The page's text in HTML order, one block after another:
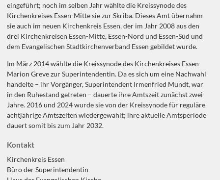
eingeführt; noch im selben Jahr wählte die Kreissynode des
Kirchenkreises Essen-Mitte sie zur Skriba. Dieses Amt übernahm
sie auch im neuen Kirchenkreis Essen, der im Jahr 2008 aus den
drei Kirchenkreisen Essen-Mitte, Essen-Nord und Essen-Süd und
dem Evangelischen Stadtkirchenverband Essen gebildet wurde.
Im März 2014 wählte die Kreissynode des Kirchenkreises Essen
Marion Greve zur Superintendentin. Da es sich um eine Nachwahl
handelte – ihr Vorgänger, Superintendent Irmenfried Mundt, war
in den Ruhestand getreten – dauerte ihre Amtszeit zunächst zwei
Jahre. 2016 und 2024 wurde sie von der Kreissynode für reguläre
achtjährige Amtszeiten wiedergewählt; ihre aktuelle Amtsperiode
dauert somit bis zum Jahr 2032.
Kontakt
Kirchenkreis Essen
Büro der Superintendentin